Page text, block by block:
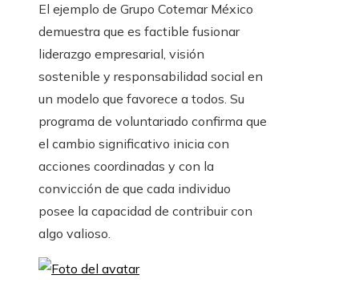
El ejemplo de Grupo Cotemar México
demuestra que es factible fusionar
liderazgo empresarial, visión
sostenible y responsabilidad social en
un modelo que favorece a todos. Su
programa de voluntariado confirma que
el cambio significativo inicia con
acciones coordinadas y con la
convicción de que cada individuo
posee la capacidad de contribuir con
algo valioso.